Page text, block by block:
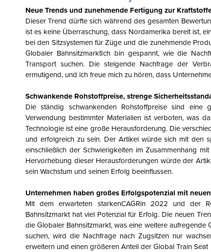
Neue Trends und zunehmende Fertigung zur
Dieser Trend dürfte sich während des gesamten
ist es keine Überraschung, dass Nordamerika bereit ist,
bei den Sitzsystemen für Züge und die zunehmende
Globaler BahnsitzmarktIch bin gespannt, wie die
Transport suchen. Die steigende Nachfrage der
ermutigend, und ich freue mich zu hören, dass
Schwankende Rohstoffpreise, strenge
Die ständig schwankenden Rohstoffpreise sind eine
Verwendung bestimmter Materialien ist verboten, was
Technologie ist eine große Herausforderung. Die
und erfolgreich zu sein. Der Artikel würde sich mit den
einschließlich der Schwierigkeiten im Zusammenhang
Hervorhebung dieser Herausforderungen würde der
sein Wachstum und seinen Erfolg beeinflussen.
Unternehmen haben großes Erfolgspotenzial mit
Mit dem erwarteten starkenCAGRin 2022 und der
Bahnsitzmarkthat viel Potenzial für Erfolg. Die neuen
dieGlobaler Bahnsitzmarkt, was eine weitere aufregende
suchen, wird die Nachfrage nach Zugsitzen nur
erweitern und einen größeren Anteil derGlobal Train Seat